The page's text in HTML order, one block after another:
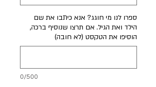
ספרו לנו מי חוגג? אנא כיתבו את שם
הילד ואת הגיל. אם תרצו שנוסיף ברכה,
הוסיפו את הטקסט (לא חובה)
0/500